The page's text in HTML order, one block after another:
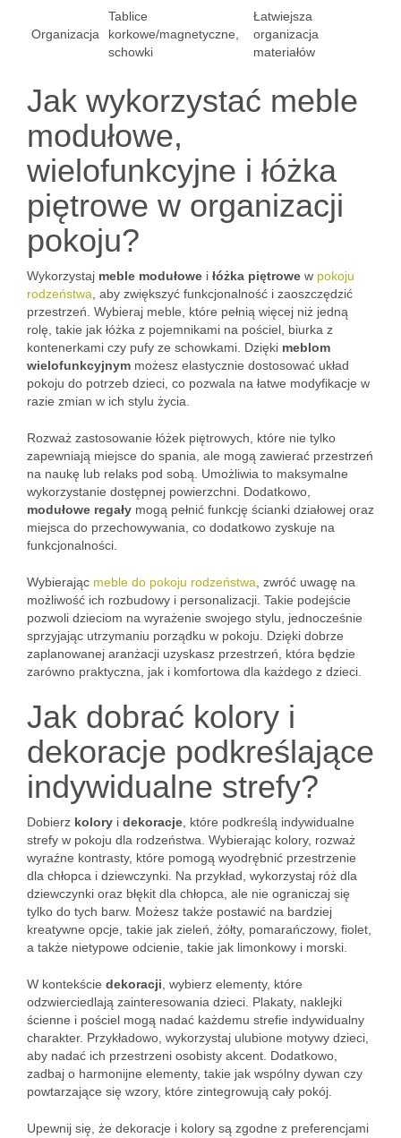
Organizacja
Tablice
korkowe/magnetyczne,
schowki
Łatwiejsza
organizacja
materiałów
Jak wykorzystać meble
modułowe,
wielofunkcyjne i łóżka
piętrowe w organizacji
pokoju?
Wykorzystaj meble modułowe i łóżka piętrowe w pokoju
rodzeństwa , aby zwiększyć funkcjonalność i zaoszczędzić
przestrzeń. Wybieraj meble, które pełnią więcej niż jedną
rolę, takie jak łóżka z pojemnikami na pościel, biurka z
kontenerkami czy pufy ze schowkami. Dzięki meblom
wielofunkcyjnym możesz elastycznie dostosować układ
pokoju do potrzeb dzieci, co pozwala na łatwe modyfikacje w
razie zmian w ich stylu życia.
Rozważ zastosowanie łóżek piętrowych, które nie tylko
zapewniają miejsce do spania, ale mogą zawierać przestrzeń
na naukę lub relaks pod sobą. Umożliwia to maksymalne
wykorzystanie dostępnej powierzchni. Dodatkowo,
modułowe regały mogą pełnić funkcję ścianki działowej oraz
miejsca do przechowywania, co dodatkowo zyskuje na
funkcjonalności.
Wybierając meble do pokoju rodzeństwa , zwróć uwagę na
możliwość ich rozbudowy i personalizacji. Takie podejście
pozwoli dzieciom na wyrażenie swojego stylu, jednocześnie
sprzyjając utrzymaniu porządku w pokoju. Dzięki dobrze
zaplanowanej aranżacji uzyskasz przestrzeń, która będzie
zarówno praktyczna, jak i komfortowa dla każdego z dzieci.
Jak dobrać kolory i
dekoracje podkreślające
indywidualne strefy?
Dobierz kolory i dekoracje , które podkreślą indywidualne
strefy w pokoju dla rodzeństwa. Wybierając kolory, rozważ
wyraźne kontrasty, które pomogą wyodrębnić przestrzenie
dla chłopca i dziewczynki. Na przykład, wykorzystaj róż dla
dziewczynki oraz błękit dla chłopca, ale nie ograniczaj się
tylko do tych barw. Możesz także postawić na bardziej
kreatywne opcje, takie jak zieleń, żółty, pomarańczowy, fiolet,
a także nietypowe odcienie, takie jak limonkowy i morski.
W kontekście dekoracji , wybierz elementy, które
odzwierciedlają zainteresowania dzieci. Plakaty, naklejki
ścienne i pościel mogą nadać każdemu strefie indywidualny
charakter. Przykładowo, wykorzystaj ulubione motywy dzieci,
aby nadać ich przestrzeni osobisty akcent. Dodatkowo,
zadbaj o harmonijne elementy, takie jak wspólny dywan czy
powtarzające się wzory, które zintegrowują cały pokój.
Upewnij się, że dekoracje i kolory są zgodne z preferencjami